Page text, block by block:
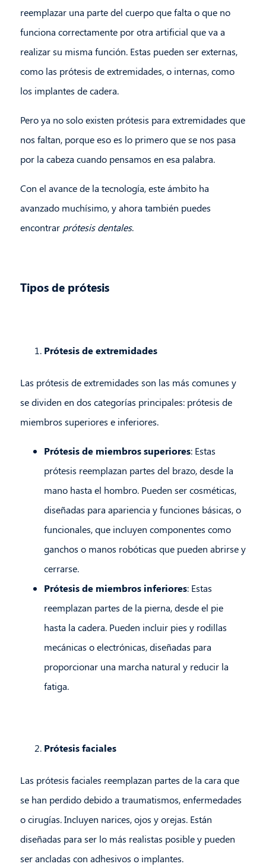
reemplazar una parte del cuerpo que falta o que no
funciona correctamente por otra artificial que va a
realizar su misma función. Estas pueden ser externas,
como las prótesis de extremidades, o internas, como
los implantes de cadera.
Pero ya no solo existen prótesis para extremidades que
nos faltan, porque eso es lo primero que se nos pasa
por la cabeza cuando pensamos en esa palabra.
Con el avance de la tecnología, este ámbito ha
avanzado muchísimo, y ahora también puedes
encontrar prótesis dentales.
Tipos de prótesis
Prótesis de extremidades
Las prótesis de extremidades son las más comunes y
se dividen en dos categorías principales: prótesis de
miembros superiores e inferiores.
Prótesis de miembros superiores: Estas
prótesis reemplazan partes del brazo, desde la
mano hasta el hombro. Pueden ser cosméticas,
diseñadas para apariencia y funciones básicas, o
funcionales, que incluyen componentes como
ganchos o manos robóticas que pueden abrirse y
cerrarse.
Prótesis de miembros inferiores: Estas
reemplazan partes de la pierna, desde el pie
hasta la cadera. Pueden incluir pies y rodillas
mecánicas o electrónicas, diseñadas para
proporcionar una marcha natural y reducir la
fatiga.
Prótesis faciales
Las prótesis faciales reemplazan partes de la cara que
se han perdido debido a traumatismos, enfermedades
o cirugías. Incluyen narices, ojos y orejas. Están
diseñadas para ser lo más realistas posible y pueden
ser ancladas con adhesivos o implantes.